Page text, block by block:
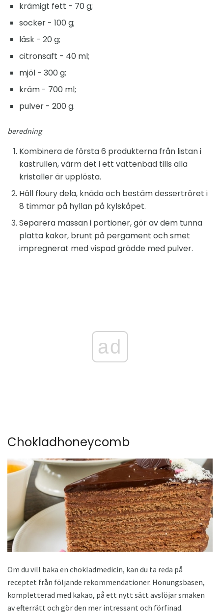
krämigt fett - 70 g;
socker - 100 g;
läsk - 20 g;
citronsaft - 40 ml;
mjöl - 300 g;
kräm - 700 ml;
pulver - 200 g.
beredning
Kombinera de första 6 produkterna från listan i
kastrullen, värm det i ett vattenbad tills alla
kristaller är upplösta.
Häll floury dela, knäda och bestäm dessertröret i
8 timmar på hyllan på kylskåpet.
Separera massan i portioner, gör av dem tunna
platta kakor, brunt på pergament och smet
impregnerat med vispad grädde med pulver.
ad
Chokladhoneycomb
Om du vill baka en chokladmedicin, kan du ta reda på
receptet från följande rekommendationer. Honungsbasen,
kompletterad med kakao, på ett nytt sätt avslöjar smaken
av efterrätt och gör den mer intressant och förfinad.